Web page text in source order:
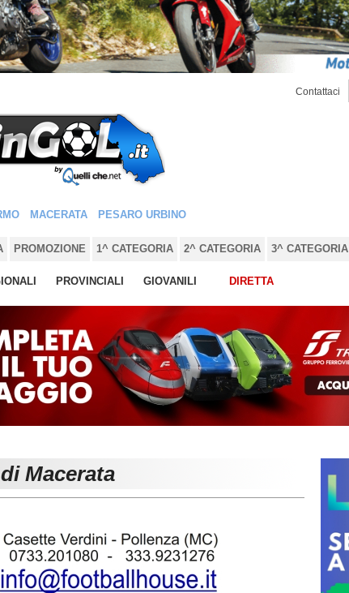
Contattaci
MACERATA PESARO URBINO
PROMOZIONE 1^ CATEGORIA 2^ CATEGORIA 3^ CATEGORIA
PROVINCIALI GIOVANILI DIRETTA
Macerata